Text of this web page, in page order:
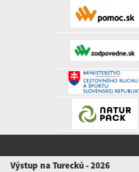
Výstup na Tureckú - 2026